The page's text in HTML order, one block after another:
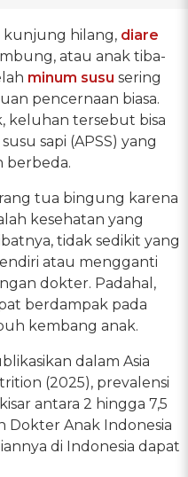
kunjung hilang, diare
atau anak tiba-
minum susu sering
pencernaan biasa.
keluhan tersebut bisa
sapi (APSS) yang
berbeda.
tua bingung karena
kesehatan yang
tidak sedikit yang
atau mengganti
dokter. Padahal,
berdampak pada
kembang anak.
dalam Asia
(2025), prevalensi
antara 2 hingga 7,5
Dokter Anak Indonesia
di Indonesia dapat